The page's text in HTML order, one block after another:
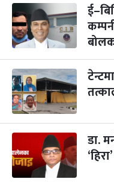
३
मंगल
महानवमी
कार्तिक ३, २०८३-Oct
४
५
बिहि
पापा‌ङ्कुशा एकादशी
कार्तिक ५, २०८३
आइत
कुकुर तिहार
कार्तिक २२, २०८३-
डा.
‘हिरा’